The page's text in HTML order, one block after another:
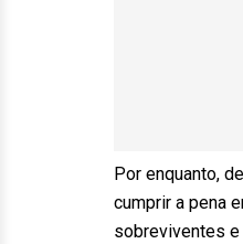
Por enquanto,
cumprir a pena
sobreviventes e